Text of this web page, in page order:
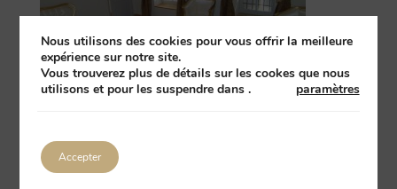
Nous utilisons des cookies pour vous offrir la meilleure
expérience sur notre site.
Vous trouverez plus de détails sur les cookes que nous
utilisons et pour les suspendre dans
paramètres
.
Accepter